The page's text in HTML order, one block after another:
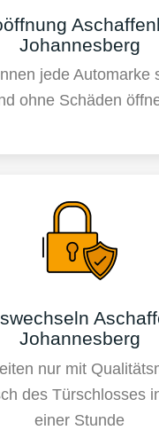
Johannesberg
jede Automarke
ohne Schäden
Johannesberg
nur mit
des Türschlosses
einer Stunde